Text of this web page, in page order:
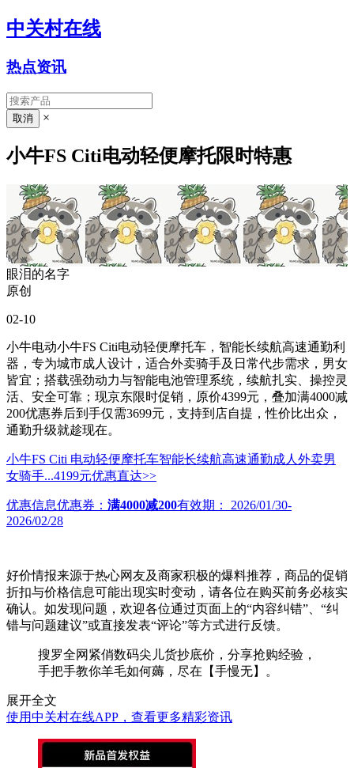
中关村在线
热点资讯
×
小牛FS Citi电动轻便摩托限时特惠
眼泪的名字
原创
02-10
小牛电动小牛FS Citi电动轻便摩托车，智能长续航高速通勤利
器，专为城市成人设计，适合外卖骑手及日常代步需求，男女
皆宜；搭载强劲动力与智能电池管理系统，续航扎实、操控灵
活、安全可靠；现京东限时促销，原价4399元，叠加满4000减
200优惠券后到手仅需3699元，支持到店自提，性价比出众，
通勤升级就趁现在。
小牛FS Citi 电动轻便摩托车智能长续航高速通勤成人外卖男
女骑手...4199元优惠直达>>
优惠信息优惠券： 满4000减200有效期：
2026/01/30-
2026/02/28
好价情报来源于热心网友及商家积极的爆料推荐，商品的促销
折扣与价格信息可能出现实时变动，请各位在购买前务必核实
确认。如发现问题，欢迎各位通过页面上的“内容纠错”、“纠
错与问题建议”或直接发表“评论”等方式进行反馈。
搜罗全网紧俏数码尖儿货抄底价，分享抢购经验，
手把手教你羊毛如何薅，尽在【手慢无】。
展开全文
使用中关村在线APP，查看更多精彩资讯